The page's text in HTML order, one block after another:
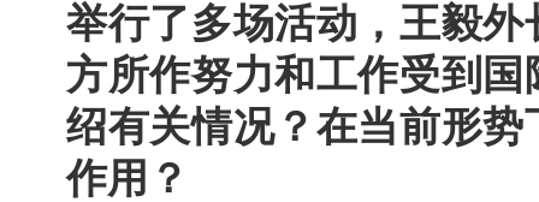
举行了多场活动，王毅
方所作努力和工作受到
绍有关情况？在当前形
作用？